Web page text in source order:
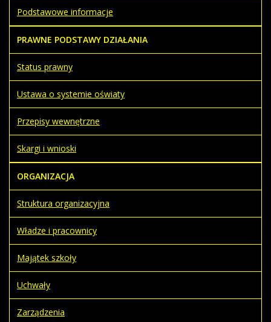
Podstawowe informacje
PRAWNE PODSTAWY DZIAŁANIA
Status prawny
Ustawa o systemie oświaty
Przepisy wewnętrzne
Skargi i wnioski
ORGANIZACJA
Struktura organizacyjna
Władze i pracownicy
Majątek szkoły
Uchwały
Zarządzenia